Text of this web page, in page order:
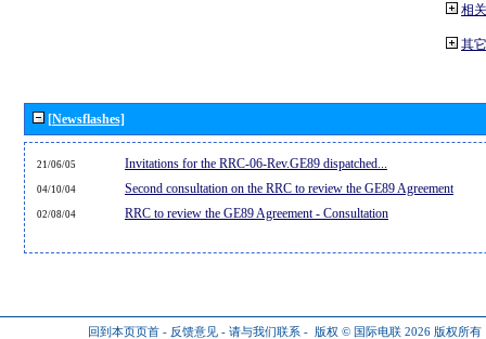
相
其
[Newsflashes]
21/06/05 Invitations for the RRC-06-Rev.GE89 dispatched...
04/10/04 Second consultation on the RRC to review the GE89 Agreement
02/08/04 RRC to review the GE89 Agreement - Consultation
回到本页页首 - 反馈意见 - 请与我们联系 - 版权 © 国际电联 2026 版权所有